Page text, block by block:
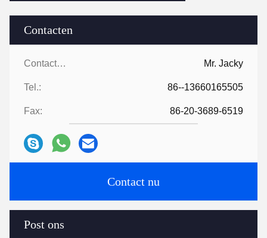
Contacten
Contacten: Mr. Jacky
Tel.: 86--13660165505
Fax: 86-20-3689-6519
Contact nu
Post ons